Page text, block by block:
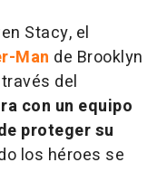
Stacy, el
Man de Brooklyn
del
con un equipo
proteger su
los héroes se